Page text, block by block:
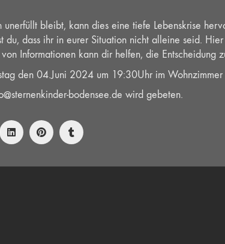
bleibt, kann dies eine tiefe Lebenskrise
du, dass ihr in eurer Situation nicht alleine seid.
von Informationen kann dir helfen, die
den 04.Juni 2024 um 19:30Uhr im
bodensee.de wird gebeten.